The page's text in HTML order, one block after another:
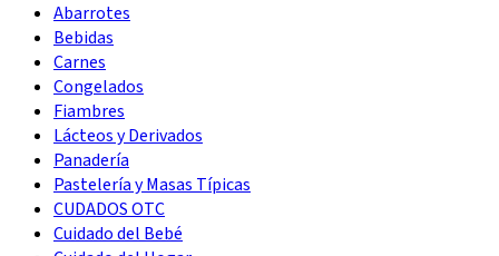
Abarrotes
Bebidas
Carnes
Congelados
Fiambres
Lácteos y Derivados
Panadería
Pastelería y Masas Típicas
CUDADOS OTC
Cuidado del Bebé